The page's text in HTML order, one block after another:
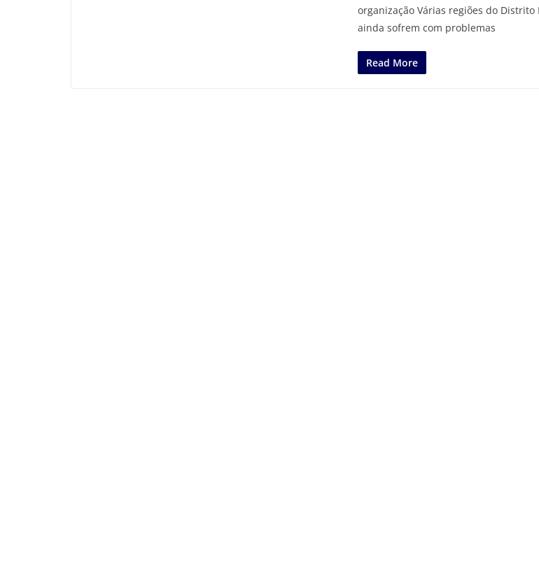
organização Várias regiões do Distrito
ainda sofrem com problemas
Read More